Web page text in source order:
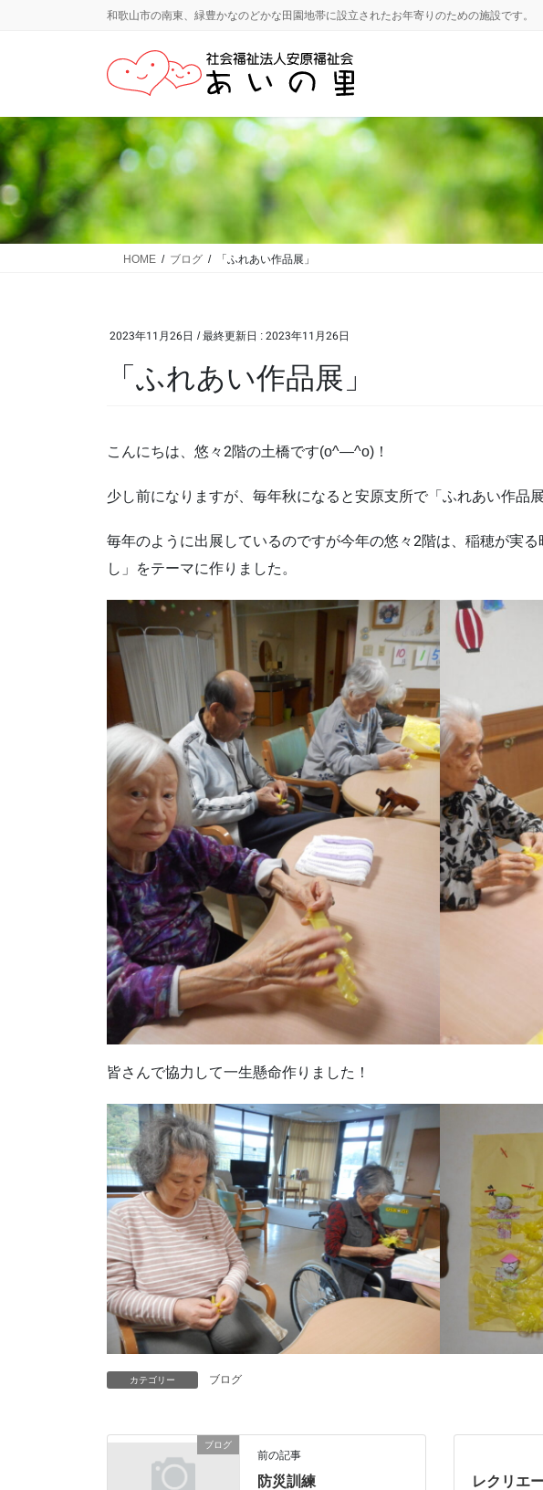
に
移
動
ョ
ン
に
移
動
和歌山市の南東、緑豊かなのどかな田園地帯に設立されたお年寄りのための施設です。
HOME ブログ 「ふれあい作品展」
2023年11月26日 / 最終更新日 : 2023年11月26日
「ふれあい作品展」
こんにちは、悠々2階の土橋です(o^―^o)！
少し前になりますが、毎年秋になると安原支所で「ふれあい作品
毎年のように出展しているのですが今年の悠々2階は、稲穂が実
し」をテーマに作りました。
皆さんで協力して一生懸命作りました！
カテゴリー ブログ
ブログ
前の記事
防災訓練 レクリエ